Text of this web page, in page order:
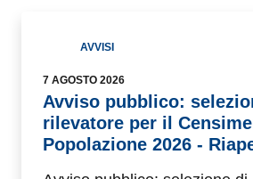
AVVISI
7 AGOSTO 2026
Avviso pubblico:
rilevatore per il
Popolazione 2026 -